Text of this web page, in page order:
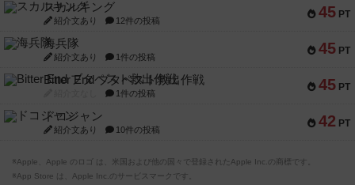
45 PT
スカルキング
紹介文あり 12件の投稿
45 PT
海兵隊
紹介文あり 1件の投稿
45 PT
Bitter End ブタペスト救出作戦
1件の投稿
42 PT
ドコジャン
紹介文あり 10件の投稿
※Apple、Apple のロゴ は、米国および他の国々で登録されたApple Inc.の商標です。
※App Store は、Apple Inc.のサービスマークです。